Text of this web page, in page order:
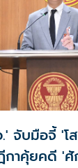
จับมือจี้ 'โ
กาคุ้ยคดี '